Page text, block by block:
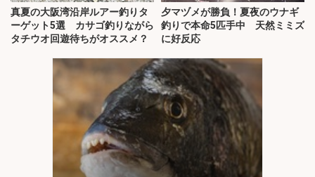
真夏の大阪湾沿岸ルアー釣りタ
ーゲット5選 カサゴ釣りながら
タチウオ回遊待ちがオススメ？
夕マヅメが勝負！夏夜のウナギ
釣りで本命5匹手中 天然ミミズ
に好反応